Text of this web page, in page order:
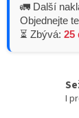
🚛 Další
Objednejte
⏳ Zbývá: 25
I